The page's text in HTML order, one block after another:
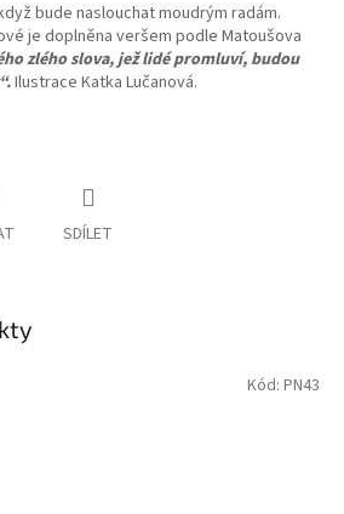
bude naslouchat moudrým radám.
je doplněna veršem podle Matoušova
zlého slova, jež lidé promluví, budou
Ilustrace Katka Lučanová.
SDÍLET
Kód: PN43